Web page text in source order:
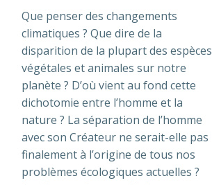
Que penser des changements
climatiques ? Que dire de la
disparition de la plupart des espèces
végétales et animales sur notre
planète ? D’où vient au fond cette
dichotomie entre l’homme et la
nature ? La séparation de l’homme
avec son Créateur ne serait-elle pas
finalement à l’origine de tous nos
problèmes écologiques actuelles ?